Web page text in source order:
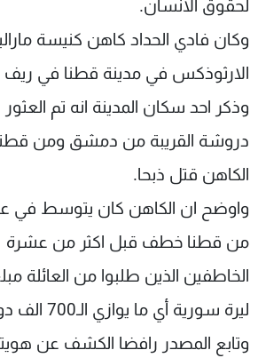
لحقوق الانسان.
وكان فادي الحداد كاهن كنيسة
الارثوذكس في مدينة قطنا في
وذكر احد سكان المدينة انه تم
دروشة القريبة من دمشق ومن
الكاهن قتل ذبحا.
واوضح ان الكاهن كان يتوسط في
من قطنا خطف قبل اكثر من عشرة
الخاطفين الذين طلبوا من العائلة
ليرة سورية أي ما يوازي الـ700 الف دولار للافراج عنه.
وتابع المصدر رافضا الكشف عن